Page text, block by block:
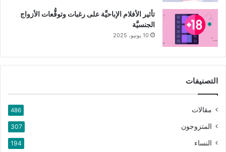
تأثير الأفلام الإباحيَّة على رغبات وتوقُّعات الأزواج
الجنسيَّة
10 يونيو، 2025
التصنيفات
مقالات 486
المتزوجون 307
النساء 194